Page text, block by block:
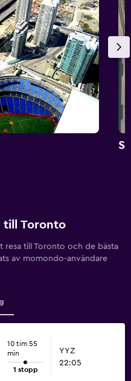
till Toronto
resa till Toronto och de bästa
av momondo-användare
10 tim 55
min
1 stopp
YYZ
22:05